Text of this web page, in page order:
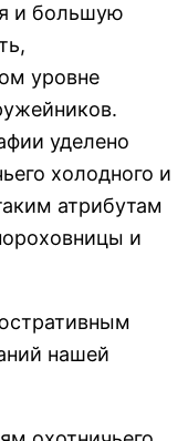
и большую
уровне
уделено
холодного и
атрибутам
и
нашей